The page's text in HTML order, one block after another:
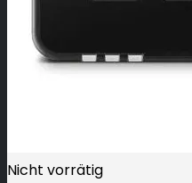
Nicht vorrätig